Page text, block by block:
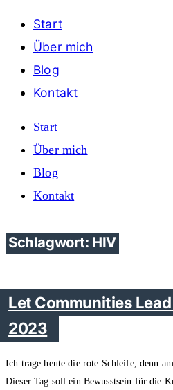
Start
Über mich
Blog
Kontakt
Start
Über mich
Blog
Kontakt
Schlagwort: HIV
Let Communities
2023
Ich trage heute die rote Schleife, denn
Dieser Tag soll ein Bewusstsein für die